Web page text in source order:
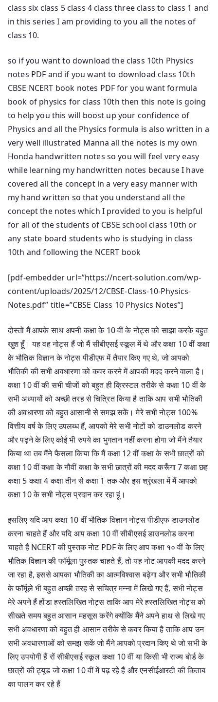
class six class 5 class 4 class three class to class 1 and
in this series I am providing to you all the notes of
class 10.
so if you want to download the class 10th Physics
notes PDF and if you want to download class 10th
CBSE NCERT book notes PDF for you want formula
book of physics for class 10th then this note is going
to help you this will boost up your confidence of
Physics and all the Physics formula is also written in a
very well illustrated Manna all the notes is my own
Honda handwritten notes so you will feel very easy
while learning my handwritten notes because I have
covered all the concept in a very easy manner with
my hand written so that you understand all the
concept the notes which I provided to you is helpful
for all of the students of CBSE school class 10th or
any state board students who is studying in class
10th and following the NCERT book
[pdf-embedder url=”https://ncert-solution.com/wp-
content/uploads/2025/12/CBSE-Class-10-Physics-
Notes.pdf” title=”CBSE Class 10 Physics Notes”]
दोस्तों मैं आपके साथ अपनी कक्षा के 10 वीं के नोट्स को साझा करके बहुत
खुश हूँ। यह वह नोट्स हैं जो मैं सीबीएसई स्कूल में थे और कक्षा 10 वीं कक्षा
के भौतिक विज्ञान के नोट्स पीडीएफ में तैयार किए गए थे, जो आपको
भौतिकी की सभी अवधारणा को कवर करने में आपकी मदद करने वाला है।
कक्षा 10 वीं की सभी चीजों को बहुत ही क्रिस्टल तरीके से कक्षा 10 वीं के
सभी अध्यायों को अच्छी तरह से चित्रित किया है ताकि आप सभी भौतिकी
की अवधारणा को बहुत आसानी से समझ सकें। मेरे सभी नोट्स 100%
वित्तीय वर्ष के लिए उपलब्ध हैं, आपको मेरे सभी नोटों को डाउनलोड करने
और पढ़ने के लिए कोई भी रुपये का भुगतान नहीं करना होगा जो मैंने तैयार
किया था तब मैंने फैसला किया कि मैं कक्षा 12 वीं कक्षा के सभी छात्रों को
कक्षा 10 वीं कक्षा के नौवीं कक्षा के सभी छात्रों की मदद करूँगा 7 कक्षा छह
कक्षा 5 कक्षा 4 कक्षा तीन से कक्षा 1 तक और इस श्रृंखला में मैं आपको
कक्षा 10 के सभी नोट्स प्रदान कर रहा हूं।
इसलिए यदि आप कक्षा 10 वीं भौतिक विज्ञान नोट्स पीडीएफ डाउनलोड
करना चाहते हैं और यदि आप कक्षा 10 वीं सीबीएसई डाउनलोड करना
चाहते हैं NCERT की पुस्तक नोट PDF के लिए आप कक्षा १० वीं के लिए
भौतिक विज्ञान की फॉर्मूला पुस्तक चाहते हैं, तो यह नोट आपकी मदद करने
जा रहा है, इससे आपका भौतिकी का आत्मविश्वास बढ़ेगा और सभी भौतिकी
के फॉर्मूले भी बहुत अच्छी तरह से सचित्र मन्ना में लिखे गए हैं, सभी नोट्स
मेरे अपने हैं होंडा हस्तलिखित नोट्स ताकि आप मेरे हस्तलिखित नोट्स को
सीखते समय बहुत आसान महसूस करेंगे क्योंकि मैंने अपने हाथ से लिखे गए
सभी अवधारणा को बहुत ही आसान तरीके से कवर किया है ताकि आप उन
सभी अवधारणाओं को समझ सकें जो मैंने आपको प्रदान किए थे जो सभी के
लिए उपयोगी हैं रों सीबीएसई स्कूल कक्षा 10 वीं या किसी भी राज्य बोर्ड के
छात्रों की ट्यूड जो कक्षा 10 वीं में पढ़ रहे हैं और एनसीईआरटी की किताब
का पालन कर रहे हैं